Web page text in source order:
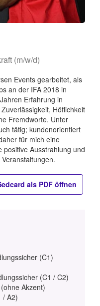
(m/w/d)
Events gearbeitet, als
an der IFA 2018 in
Erfahrung in
Höflichkeit
Fremdworte. Unter
tätig; kundenorientiert
für mich eine
positive Ausstrahlung und
als PDF öffnen
(C1)
(C1 / C2)
Akzent)
/ A2)